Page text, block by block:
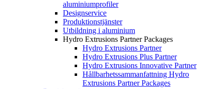
aluminiumprofiler
Designservice
Produktionstjänster
Utbildning i aluminium
Hydro Extrusions Partner Packages
Hydro Extrusions Partner
Hydro Extrusions Plus Partner
Hydro Extrusions Innovative Partner
Hållbarhetssammanfattning Hydro
Extrusions Partner Packages